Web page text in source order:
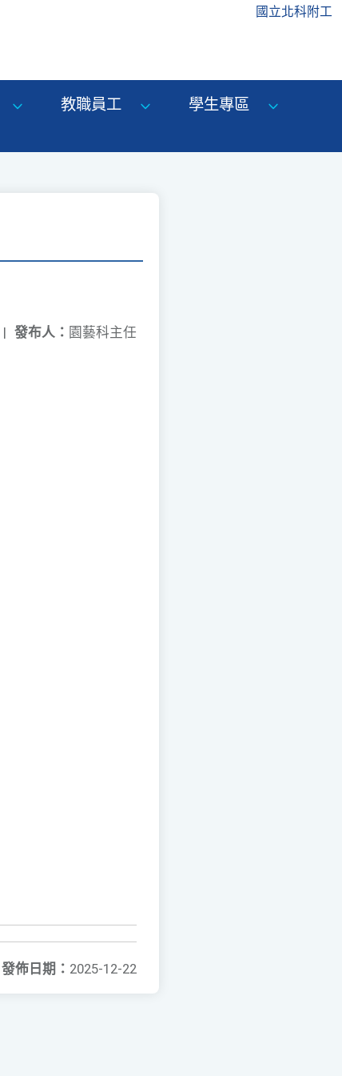
國立北科附工
教職員工
學生專區
發布人： 園藝科主任
|
發佈日期： 2025-12-22